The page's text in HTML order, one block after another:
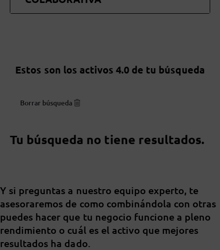
Estos son los activos 4.0 de tu búsqueda
Borrar búsqueda
Tu búsqueda no tiene resultados.
Y si preguntas a nuestro equipo experto, te
asesoraremos de como combinándola con otras
puedes hacer que tu negocio funcione a pleno
rendimiento o cuál es el activo que mejores
resultados ha dado.